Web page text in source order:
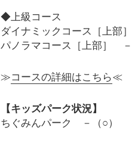
◆上級コース
ダイナミックコース［上部
パノラマコース［上部］ －
≫コースの詳細はこちら≪
【キッズパーク状況】
ちぐみんパーク －（○）